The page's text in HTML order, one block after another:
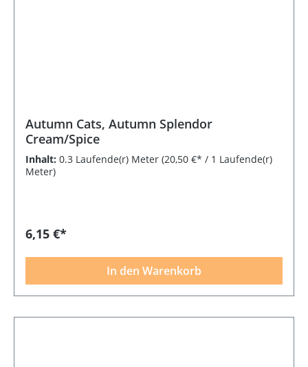
Autumn Cats, Autumn Splendor
Cream/Spice
Inhalt: 0.3 Laufende(r) Meter (20,50 €* / 1 Laufende(r)
Meter)
6,15 €*
In den Warenkorb